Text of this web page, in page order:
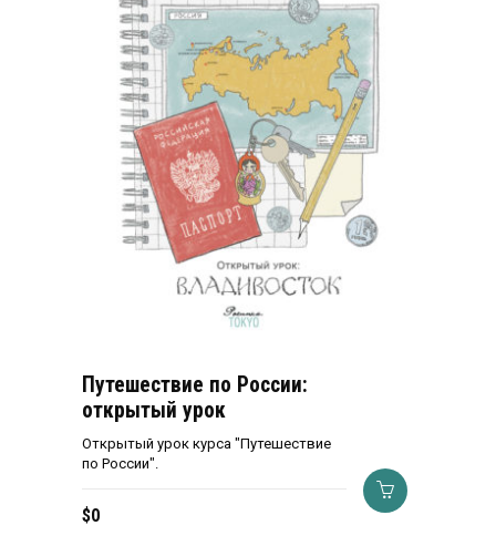
Путешествие по России:
открытый урок
Открытый урок курса "Путешествие
по России".
$0